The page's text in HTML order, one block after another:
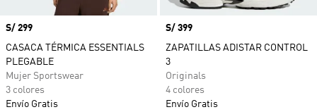
Precio
S/ 299
CASACA TÉRMICA ESSENTIALS
PLEGABLE
Mujer Sportswear
3 colores
Envío Gratis
Precio
S/ 399
ZAPATILLAS ADISTAR CONTROL
3
Originals
4 colores
Envío Gratis